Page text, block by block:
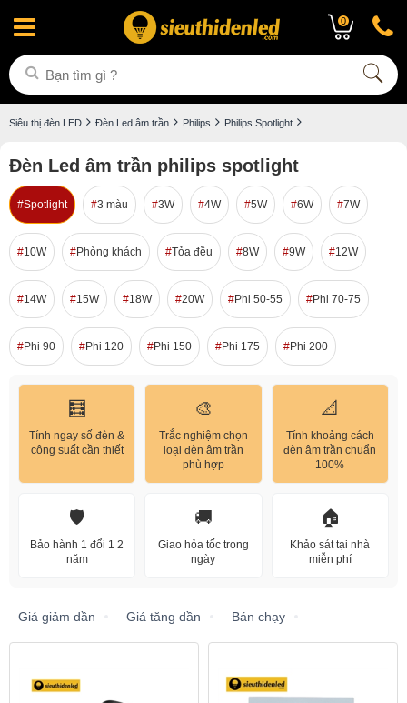
0
Siêu thị đèn LED Đèn Led âm trần Philips Philips Spotlight
Đèn Led âm trần philips spotlight
Spotlight 3 màu 3W 4W 5W 6W 7W
10W Phòng khách Tỏa đều 8W 9W 12W
14W 15W 18W 20W Phi 50-55 Phi 70-75
Phi 90 Phi 120 Phi 150 Phi 175 Phi 200
🧮
Tính ngay số đèn &
công suất cần thiết
🎨
Trắc nghiệm chọn
loại đèn âm trần
phù hợp
📐
Tính khoảng cách
đèn âm trần chuẩn
100%
🛡️
Bảo hành 1 đổi 1 2
năm
🚚
Giao hỏa tốc trong
ngày
🏠
Khảo sát tại nhà
miễn phí
Giá giảm dần Giá tăng dần Bán chạy